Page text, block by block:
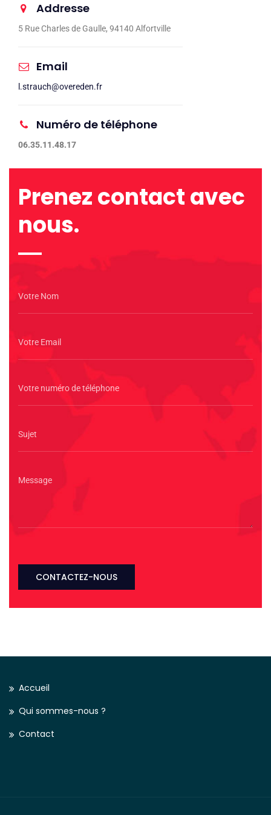
Addresse
5 Rue Charles de Gaulle, 94140 Alfortville
Email
l.strauch@overeden.fr
Numéro de téléphone
06.35.11.48.17
Prenez contact avec
nous.
Accueil
Qui sommes-nous ?
Contact